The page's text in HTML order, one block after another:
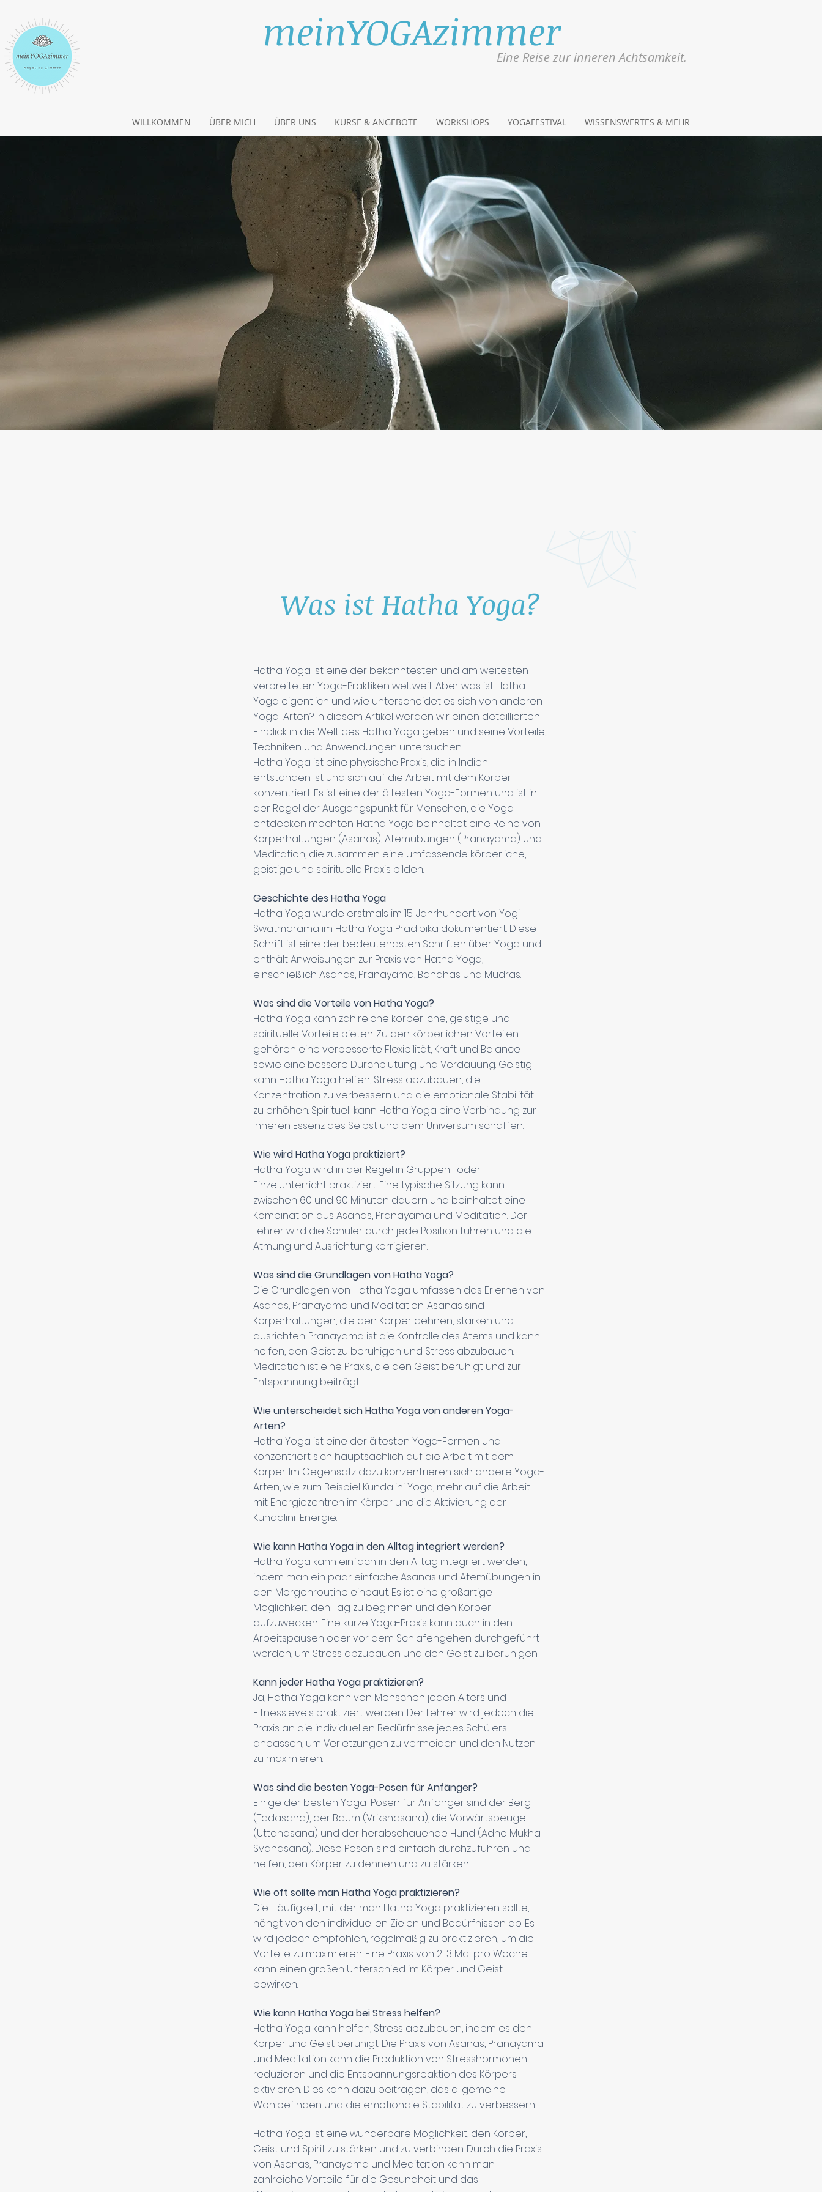
meinYOGAzimmer
Eine Reise zur inneren Achtsamkeit.
WILLKOMMEN ÜBER MICH ÜBER UNS KURSE & ANGEBOTE WORKSHOPS YOGAFESTIVAL WISSENSWERTES & MEHR
Was ist Hatha Yoga?
Hatha Yoga ist eine der bekanntesten und am weitesten
verbreiteten Yoga-Praktiken weltweit. Aber was ist Hatha
Yoga eigentlich und wie unterscheidet es sich von anderen
Yoga-Arten? In diesem Artikel werden wir einen detaillierten
Einblick in die Welt des Hatha Yoga geben und seine Vorteile,
Techniken und Anwendungen untersuchen.
Hatha Yoga ist eine physische Praxis, die in Indien
entstanden ist und sich auf die Arbeit mit dem Körper
konzentriert. Es ist eine der ältesten Yoga-Formen und ist in
der Regel der Ausgangspunkt für Menschen, die Yoga
entdecken möchten. Hatha Yoga beinhaltet eine Reihe von
Körperhaltungen (Asanas), Atemübungen (Pranayama) und
Meditation, die zusammen eine umfassende körperliche,
geistige und spirituelle Praxis bilden.
Geschichte des Hatha Yoga
Hatha Yoga wurde erstmals im 15. Jahrhundert von Yogi
Swatmarama im Hatha Yoga Pradipika dokumentiert. Diese
Schrift ist eine der bedeutendsten Schriften über Yoga und
enthält Anweisungen zur Praxis von Hatha Yoga,
einschließlich Asanas, Pranayama, Bandhas und Mudras.
Was sind die Vorteile von Hatha Yoga?
Hatha Yoga kann zahlreiche körperliche, geistige und
spirituelle Vorteile bieten. Zu den körperlichen Vorteilen
gehören eine verbesserte Flexibilität, Kraft und Balance
sowie eine bessere Durchblutung und Verdauung. Geistig
kann Hatha Yoga helfen, Stress abzubauen, die
Konzentration zu verbessern und die emotionale Stabilität
zu erhöhen. Spirituell kann Hatha Yoga eine Verbindung zur
inneren Essenz des Selbst und dem Universum schaffen.
Wie wird Hatha Yoga praktiziert?
Hatha Yoga wird in der Regel in Gruppen- oder
Einzelunterricht praktiziert. Eine typische Sitzung kann
zwischen 60 und 90 Minuten dauern und beinhaltet eine
Kombination aus Asanas, Pranayama und Meditation. Der
Lehrer wird die Schüler durch jede Position führen und die
Atmung und Ausrichtung korrigieren.
Was sind die Grundlagen von Hatha Yoga?
Die Grundlagen von Hatha Yoga umfassen das Erlernen von
Asanas, Pranayama und Meditation. Asanas sind
Körperhaltungen, die den Körper dehnen, stärken und
ausrichten. Pranayama ist die Kontrolle des Atems und kann
helfen, den Geist zu beruhigen und Stress abzubauen.
Meditation ist eine Praxis, die den Geist beruhigt und zur
Entspannung beiträgt.
Wie unterscheidet sich Hatha Yoga von anderen Yoga-
Arten?
Hatha Yoga ist eine der ältesten Yoga-Formen und
konzentriert sich hauptsächlich auf die Arbeit mit dem
Körper. Im Gegensatz dazu konzentrieren sich andere Yoga-
Arten, wie zum Beispiel Kundalini Yoga, mehr auf die Arbeit
mit Energiezentren im Körper und die Aktivierung der
Kundalini-Energie.
Wie kann Hatha Yoga in den Alltag integriert werden?
Hatha Yoga kann einfach in den Alltag integriert werden,
indem man ein paar einfache Asanas und Atemübungen in
den Morgenroutine einbaut. Es ist eine großartige
Möglichkeit, den Tag zu beginnen und den Körper
aufzuwecken. Eine kurze Yoga-Praxis kann auch in den
Arbeitspausen oder vor dem Schlafengehen durchgeführt
werden, um Stress abzubauen und den Geist zu beruhigen.
Kann jeder Hatha Yoga praktizieren?
Ja, Hatha Yoga kann von Menschen jeden Alters und
Fitnesslevels praktiziert werden. Der Lehrer wird jedoch die
Praxis an die individuellen Bedürfnisse jedes Schülers
anpassen, um Verletzungen zu vermeiden und den Nutzen
zu maximieren.
Was sind die besten Yoga-Posen für Anfänger?
Einige der besten Yoga-Posen für Anfänger sind der Berg
(Tadasana), der Baum (Vrikshasana), die Vorwärtsbeuge
(Uttanasana) und der herabschauende Hund (Adho Mukha
Svanasana). Diese Posen sind einfach durchzuführen und
helfen, den Körper zu dehnen und zu stärken.
Wie oft sollte man Hatha Yoga praktizieren?
Die Häufigkeit, mit der man Hatha Yoga praktizieren sollte,
hängt von den individuellen Zielen und Bedürfnissen ab. Es
wird jedoch empfohlen, regelmäßig zu praktizieren, um die
Vorteile zu maximieren. Eine Praxis von 2-3 Mal pro Woche
kann einen großen Unterschied im Körper und Geist
bewirken.
Wie kann Hatha Yoga bei Stress helfen?
Hatha Yoga kann helfen, Stress abzubauen, indem es den
Körper und Geist beruhigt. Die Praxis von Asanas, Pranayama
und Meditation kann die Produktion von Stresshormonen
reduzieren und die Entspannungsreaktion des Körpers
aktivieren. Dies kann dazu beitragen, das allgemeine
Wohlbefinden und die emotionale Stabilität zu verbessern.
Hatha Yoga ist eine wunderbare Möglichkeit, den Körper,
Geist und Spirit zu stärken und zu verbinden. Durch die Praxis
von Asanas, Pranayama und Meditation kann man
zahlreiche Vorteile für die Gesundheit und das